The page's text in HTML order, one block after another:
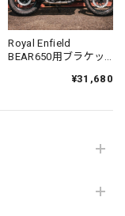
Royal Enfield
BEAR650用ブラケッ
¥31,680